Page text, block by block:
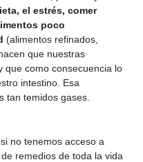
el estrés, comer
poco
(alimentos refinados,
que nuestras
que como consecuencia lo
intestino. Esa
tan temidos gases.
no tenemos acceso a
remedios de toda la vida